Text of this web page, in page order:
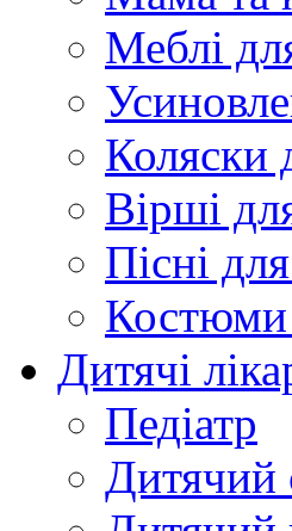
Меблі
Коляски
Вірші
Пісні
Костюми
Дитячі
Педіатр
Дитячий